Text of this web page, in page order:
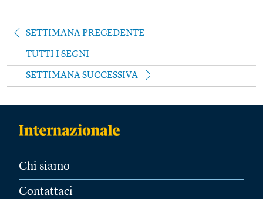
SETTIMANA PRECEDENTE
TUTTI I SEGNI
SETTIMANA SUCCESSIVA
Chi siamo
Contattaci